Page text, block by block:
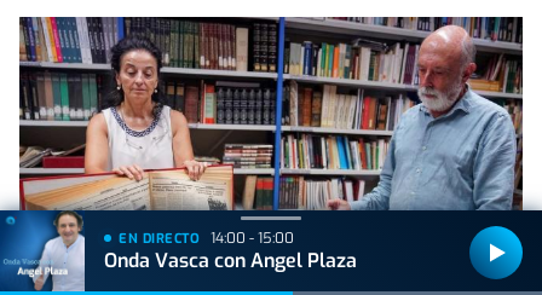
EN DIRECTO 14:00 - 15:00
Onda Vasca con Angel Plaza